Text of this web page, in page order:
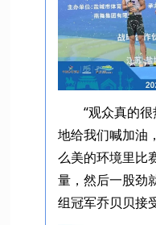
“观众真的
地给我们喊加油
么美的环境里比
量，然后一股劲
组冠军乔贝贝接